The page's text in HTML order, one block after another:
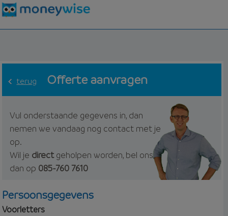
terug Offerte aanvragen
Vul onderstaande gegevens in, dan
nemen we vandaag nog contact met je
op.
Wil je directgeholpen worden, bel ons
dan op 085-760 7610
Persoonsgegevens
Voorletters